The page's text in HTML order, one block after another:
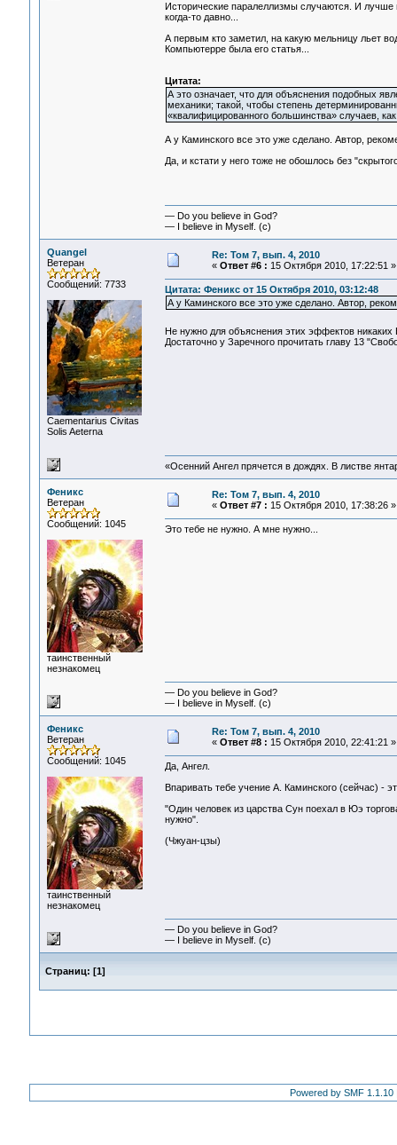
Исторические паралеллизмы случаются. И лучше
когда-то давно...
А первым кто заметил, на какую мельницу льет
Компьютерре была его статья...
Цитата:
А это означает, что для объяснения подобных
механики; такой, чтобы степень
«квалифицированного большинства» случаев,
А у Каминского все это уже сделано. Автор,
Да, и кстати у него тоже не обошлось без
— Do you believe in God?
— I believe in Myself. (c)
Quangel
Ветеран
Сообщений: 7733
Сaementarius Civitas
Solis Aeterna
Re: Том 7, вып. 4, 2010
« Ответ #6 : 15 Октября 2010, 17:22:51 »
Цитата: Феникс от 15 Октября 2010, 03:12:48
А у Каминского все это уже сделано. Автор,
Не нужно для объяснения этих эффектов
Достаточно у Заречного прочитать главу 13
«Осенний Ангел прячется в дождях. В листве
Феникс
Ветеран
Сообщений: 1045
таинственный
незнакомец
Re: Том 7, вып. 4, 2010
« Ответ #7 : 15 Октября 2010, 17:38:26 »
Это тебе не нужно. А мне нужно...
— Do you believe in God?
— I believe in Myself. (c)
Феникс
Ветеран
Сообщений: 1045
таинственный
незнакомец
Re: Том 7, вып. 4, 2010
« Ответ #8 : 15 Октября 2010, 22:41:21 »
Да, Ангел.
Впаривать тебе учение А. Каминского (сейчас) -
"Один человек из царства Сун поехал в Юэ
нужно".
(Чжуан-цзы)
— Do you believe in God?
— I believe in Myself. (c)
Страниц: [1]
Powered by SMF 1.1.10